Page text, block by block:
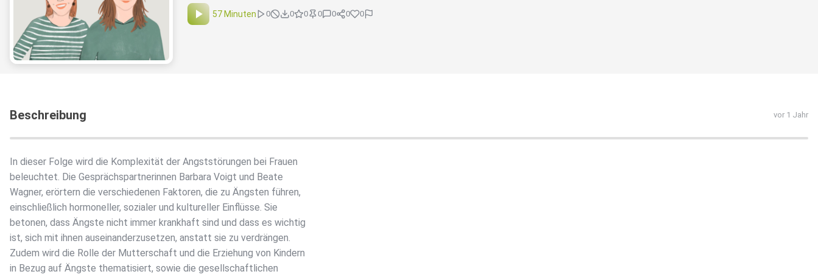
57 Minuten 0 0 0 0 0 0 0
Beschreibung vor 1 Jahr
In dieser Folge wird die Komplexität der Angststörungen bei Frauen
beleuchtet. Die Gesprächspartnerinnen Barbara Voigt und Beate
Wagner, erörtern die verschiedenen Faktoren, die zu Ängsten führen,
einschließlich hormoneller, sozialer und kultureller Einflüsse. Sie
betonen, dass Ängste nicht immer krankhaft sind und dass es wichtig
ist, sich mit ihnen auseinanderzusetzen, anstatt sie zu verdrängen.
Zudem wird die Rolle der Mutterschaft und die Erziehung von Kindern
in Bezug auf Ängste thematisiert, sowie die gesellschaftlichen